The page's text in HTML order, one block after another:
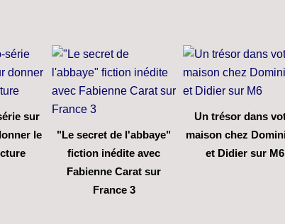
sur
le
"Le secret de l'abbaye"
fiction inédite avec
Fabienne Carat sur
France 3
Un trésor dans
maison chez
et Didier sur M6